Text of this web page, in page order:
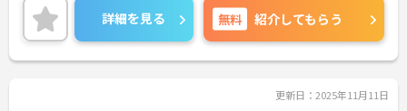
詳細を見る 無料 紹介してもらう
更新日：2025年11月11日